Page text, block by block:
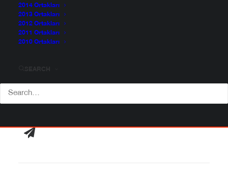
2014 Ortakları
2013 Ortakları
2012 Ortakları
2011 Ortakları
2010 Ortakları